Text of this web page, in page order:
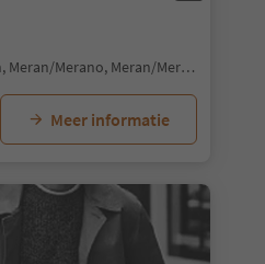
Merano/Meran, Meran/Merano, Meran/Merano and environs
Meer informatie